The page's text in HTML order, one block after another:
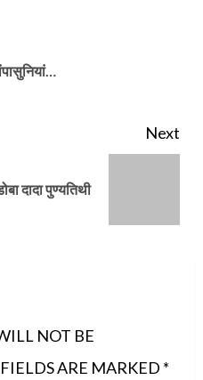
Next
दादा पुण्यतिथी
NOT BE
ARE MARKED *